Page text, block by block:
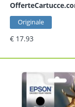
Originale
€ 17.93